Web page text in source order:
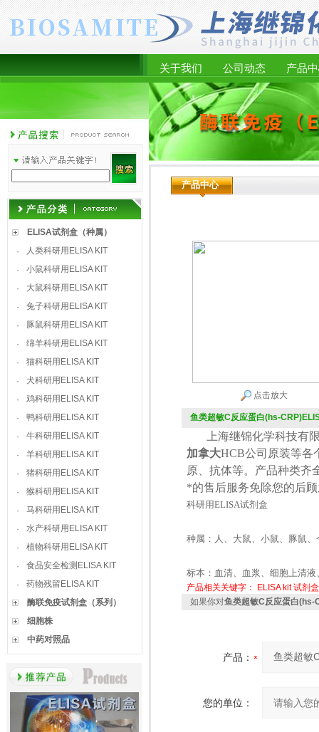
关于我们 公司动态 产品
ELISA试剂盒（种属）
·
人类科研用ELISA KIT
·
小鼠科研用ELISA KIT
·
大鼠科研用ELISA KIT
·
兔子科研用ELISA KIT
·
豚鼠科研用ELISA KIT
·
绵羊科研用ELISA KIT
·
猫科研用ELISA KIT
·
犬科研用ELISA KIT
·
鸡科研用ELISA KIT
·
鸭科研用ELISA KIT
·
牛科研用ELISA KIT
·
羊科研用ELISA KIT
·
猪科研用ELISA KIT
·
猴科研用ELISA KIT
·
马科研用ELISA KIT
·
水产科研用ELISA KIT
·
植物科研用ELISA KIT
·
食品安全检测ELISA KIT
·
药物残留ELISA KIT
酶联免疫试剂盒（系列）
细胞株
中药对照品
产品中心
点击放大
鱼类超敏C反应蛋白(hs-
上海继锦化学科技有限
加拿大HCB公司原装等各
原、抗体等。产品种类齐
*的售后服务免除您的后
科研用ELISA试剂盒
种属：人、大鼠、小鼠、豚鼠
标本：血清、血浆、细胞上清
产品相关关键字： ELISA kit 试剂盒
如果你对鱼类超敏C反应蛋白(hs-
产品：
您的单位：